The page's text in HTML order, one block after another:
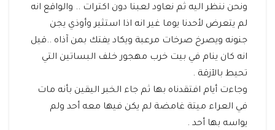
ونحن ننظر اليه ثم نعاود لعبنا دون اكترات .. والواقع انه
لم يتعرض لأحدنا يوما غير انه اذا استثير وأوذي يجن
جنونه ويصرخ صرخات مرعبة ويكاد يفتك بمن آذاه ..قيل
انه كان ينام في بيت خرب مهجور خلف البساتين التي
تحيط بالآزقة .
وجاءت أيام افتقدناه بها ثم جاء الخبر اليقين بأنه مات
في العراء ميتة غامضة لم يكن فيها معه أحد ولم
يواسه بها أحد .